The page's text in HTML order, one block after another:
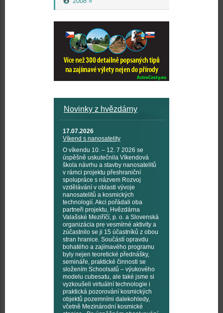
Novinky z hvězdárny
17.07.2026
Víkend s nanosatelity
O víkendu 10. – 12. 7 2026 se
úspěšně uskutečnila Víkendová
škola návrhu a stavby nanosatelitů
v rámci projektu přeshraniční
spolupráce s názvem Rozvoj
vzdělávání v oblasti vývoje
nanosatelitů a kosmických
technologií. Akci pořádali oba
partneři projektu, Hvězdárna
Valašské Meziříčí, p. o. a Slovenská
organizácia pre vesmírné aktivity a
zúčastnilo se ji 15 účastníků z obou
stran hranice. Součástí opravdu
bohatého a zajímavého programu
byly nejen teoretické přednášky,
semináře, praktické činnosti se
složením Schoolsatů – výukového
modelu cubesatu, ale také jsme si
vyzkoušeli virtuální technologie i
praktická pozorování kosmických
objektů pozemními dalekohledy,
včetně Mezinárodní kosmické